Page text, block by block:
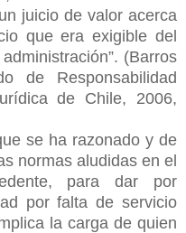
juicio de valor acerca
que era exigible del
(Barros
de Responsabilidad
de Chile, 2006,
se ha razonado y de
normas aludidas en el
para dar por
por falta de servicio
la carga de quien